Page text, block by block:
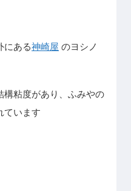
にある神崎屋 のヨシノ
構粘度があり、ふみやの
ています